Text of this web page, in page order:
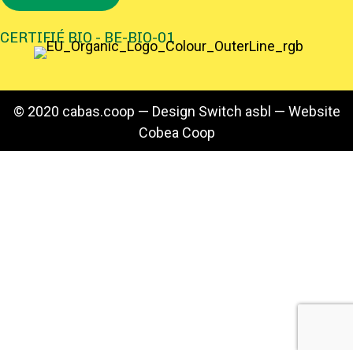
CERTIFIÉ BIO - BE-BIO-01
© 2020 cabas.coop — Design Switch asbl — Website
Cobea Coop